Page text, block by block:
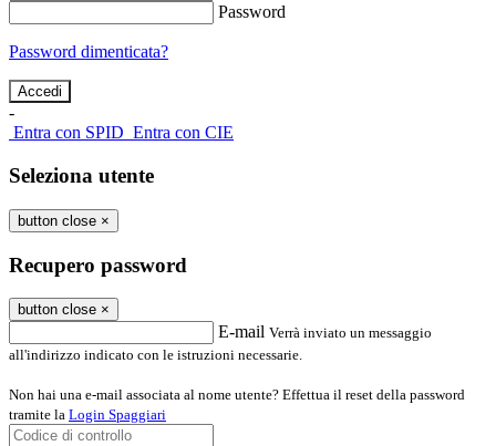
Password
Password dimenticata?
-
Entra con SPID Entra con CIE
Seleziona utente
button close ×
Recupero password
button close ×
E-mail Verrà inviato un messaggio
all'indirizzo indicato con le istruzioni necessarie.
Non hai una e-mail associata al nome utente? Effettua il reset della password
tramite la Login Spaggiari